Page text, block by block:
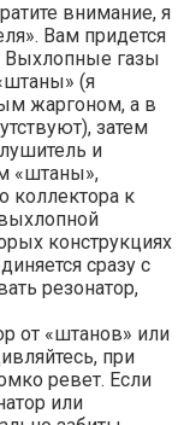
внимание, я
Вам придется
Выхлопные газы
(я
жаргоном, а в
затем
и
«штаны»,
коллектора к
конструкциях
сразу с
резонатор,
от «штанов» или
при
ревет. Если
или